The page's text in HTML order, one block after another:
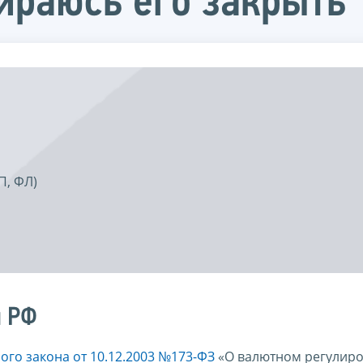
ФЛ)
РФ
закона от 10.12.2003 №173-ФЗ «О валютном